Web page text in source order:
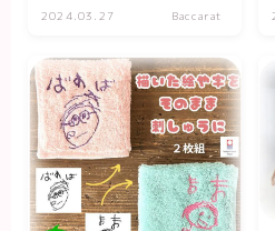
2024.03.27 Baccarat